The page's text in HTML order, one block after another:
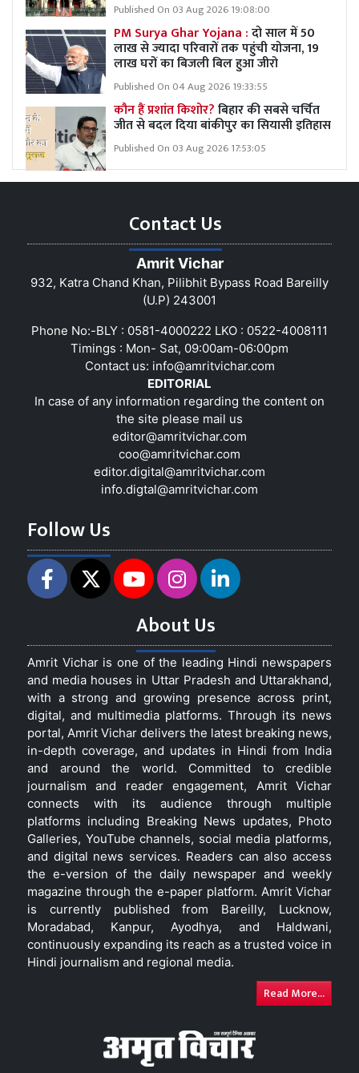
Published On 03 Aug 2026 19:08:00
PM Surya Ghar Yojana :दो साल में 50
लाख से ज्यादा परिवारों तक पहुंची योजना, 19
लाख घरों का बिजली बिल हुआ जीरो
Published On 04 Aug 2026 19:33:55
कौन हैं प्रशांत किशोर?बिहार की सबसे चर्चित
जीत से बदल दिया बांकीपुर का सियासी इतिहास
Published On 03 Aug 2026 17:53:05
Contact Us
Amrit Vichar
932, Katra Chand Khan, Pilibhit Bypass Road Bareilly
(U.P) 243001
Phone No:-BLY : 0581-4000222 LKO : 0522-4008111
Timings : Mon- Sat, 09:00am-06:00pm
Contact us: info@amritvichar.com
EDITORIAL
In case of any information regarding the content on
the site please mail us
editor@amritvichar.com
coo@amritvichar.com
editor.digital@amritvichar.com
info.digtal@amritvichar.com
Follow Us
About Us
Amrit Vichar is one of the leading Hindi newspapers
and media houses in Uttar Pradesh and Uttarakhand,
with a strong and growing presence across print,
digital, and multimedia platforms. Through its news
portal, Amrit Vichar delivers the latest breaking news,
in-depth coverage, and updates in Hindi from India
and around the world. Committed to credible
journalism and reader engagement, Amrit Vichar
connects with its audience through multiple
platforms including Breaking News updates, Photo
Galleries, YouTube channels, social media platforms,
and digital news services. Readers can also access
the e-version of the daily newspaper and weekly
magazine through the e-paper platform. Amrit Vichar
is currently published from Bareilly, Lucknow,
Moradabad, Kanpur, Ayodhya, and Haldwani,
continuously expanding its reach as a trusted voice in
Hindi journalism and regional media.
Read More...